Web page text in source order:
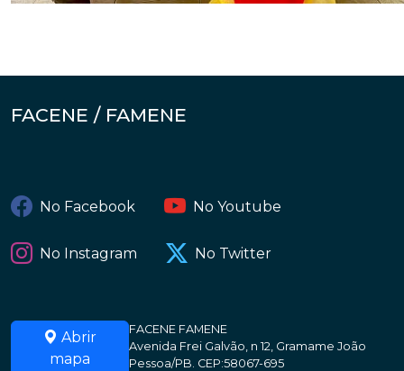
FACENE / FAMENE
No Facebook No Youtube
No Instagram No Twitter
Abrir
mapa
FACENE FAMENE
Avenida Frei Galvão, n 12, Gramame João
Pessoa/PB. CEP:58067-695